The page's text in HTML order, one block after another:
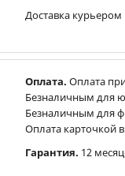
Доставка курьером
Оплата. Оплата
Безналичным для
Безналичным для
Оплата карточкой
Гарантия. 12